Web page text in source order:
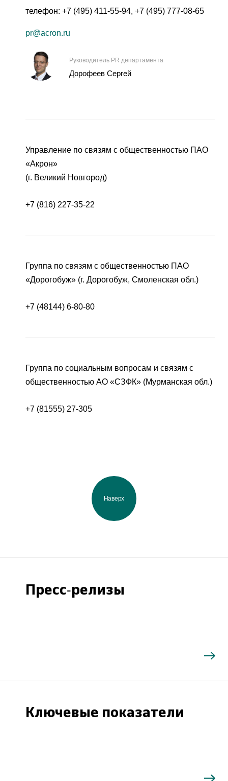
телефон: +7 (495) 411-55-94, +7 (495) 777-08-65
pr@acron.ru
Руководитель PR департамента
Дорофеев Сергей
Управление по связям с общественностью ПАО
«Акрон»
(г. Великий Новгород)
+7 (816) 227-35-22
Группа по связям с общественностью ПАО
«Дорогобуж» (г. Дорогобуж, Смоленская обл.)
+7 (48144) 6-80-80
Группа по социальным вопросам и связям с
общественностью АО «СЗФК» (Мурманская обл.)
+7 (81555) 27-305
Наверх
Пресс-релизы
Ключевые показатели